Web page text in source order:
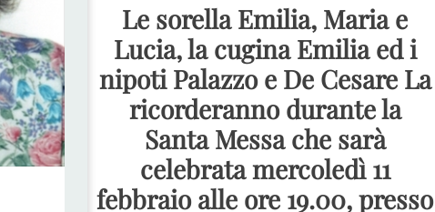
Le sorella Emilia, Maria e
Lucia, la cugina Emilia ed i
nipoti Palazzo e De Cesare La
ricorderanno durante la
Santa Messa che sarà
celebrata mercoledì 11
febbraio alle ore 19.00, presso